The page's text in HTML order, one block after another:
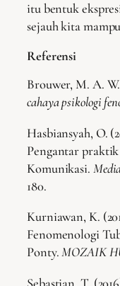
itu bentuk
sejauh kita
Referensi
Brouwer, M. A.
cahaya psikologi
Hasbiansyah, O.
Pengantar
Komunikasi.
180.
Kurniawan, K.
Fenomenologi
Ponty.MOZAIK